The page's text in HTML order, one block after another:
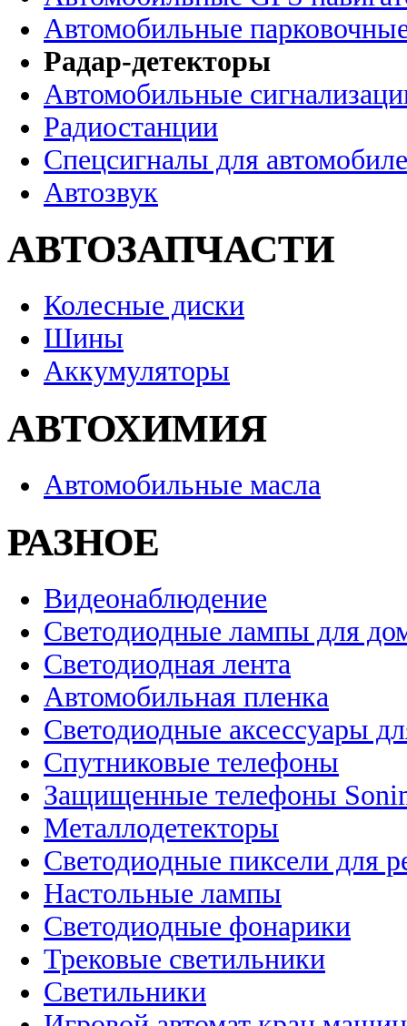
Автомобильные
Радар-детекторы
Автомобильные
Радиостанции
Спецсигналы для
Автозвук
АВТОЗАПЧАСТИ
Колесные диски
Шины
Аккумуляторы
АВТОХИМИЯ
Автомобильные масла
РАЗНОЕ
Видеонаблюдение
Светодиодные лампы для
Светодиодная лента
Автомобильная пленка
Светодиодные аксессуары
Спутниковые телефоны
Защищенные телефоны
Металлодетекторы
Светодиодные пиксели для
Настольные лампы
Светодиодные фонарики
Трековые светильники
Светильники